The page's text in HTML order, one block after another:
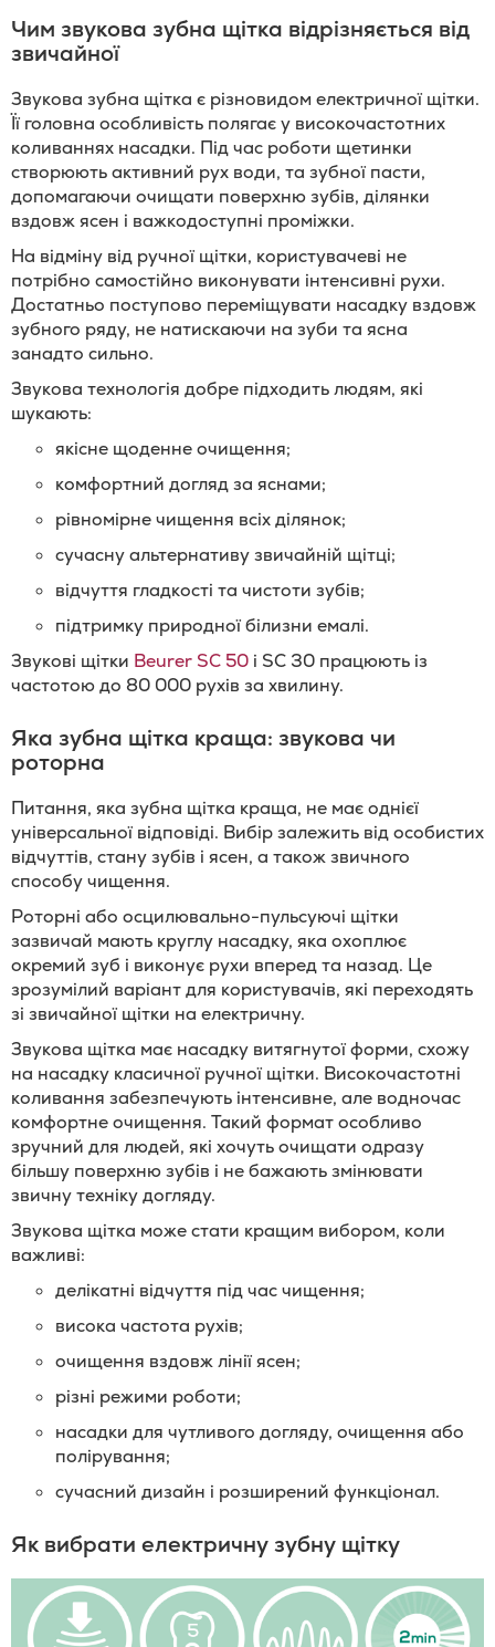
Чим звукова зубна щітка відрізняється від
звичайної
Звукова зубна щітка є різновидом електричної щітки.
Її головна особливість полягає у високочастотних
коливаннях насадки. Під час роботи щетинки
створюють активний рух води, та зубної пасти,
допомагаючи очищати поверхню зубів, ділянки
вздовж ясен і важкодоступні проміжки.
На відміну від ручної щітки, користувачеві не
потрібно самостійно виконувати інтенсивні рухи.
Достатньо поступово переміщувати насадку вздовж
зубного ряду, не натискаючи на зуби та ясна
занадто сильно.
Звукова технологія добре підходить людям, які
шукають:
якісне щоденне очищення;
комфортний догляд за яснами;
рівномірне чищення всіх ділянок;
сучасну альтернативу звичайній щітці;
відчуття гладкості та чистоти зубів;
підтримку природної білизни емалі.
Звукові щітки Beurer SC 50 і SC 30 працюють із
частотою до 80 000 рухів за хвилину.
Яка зубна щітка краща: звукова чи
роторна
Питання, яка зубна щітка краща, не має однієї
універсальної відповіді. Вибір залежить від особистих
відчуттів, стану зубів і ясен, а також звичного
способу чищення.
Роторні або осцилювально-пульсуючі щітки
зазвичай мають круглу насадку, яка охоплює
окремий зуб і виконує рухи вперед та назад. Це
зрозумілий варіант для користувачів, які переходять
зі звичайної щітки на електричну.
Звукова щітка має насадку витягнутої форми, схожу
на насадку класичної ручної щітки. Високочастотні
коливання забезпечують інтенсивне, але водночас
комфортне очищення. Такий формат особливо
зручний для людей, які хочуть очищати одразу
більшу поверхню зубів і не бажають змінювати
звичну техніку догляду.
Звукова щітка може стати кращим вибором, коли
важливі:
делікатні відчуття під час чищення;
висока частота рухів;
очищення вздовж лінії ясен;
різні режими роботи;
насадки для чутливого догляду, очищення або
полірування;
сучасний дизайн і розширений функціонал.
Як вибрати електричну зубну щітку